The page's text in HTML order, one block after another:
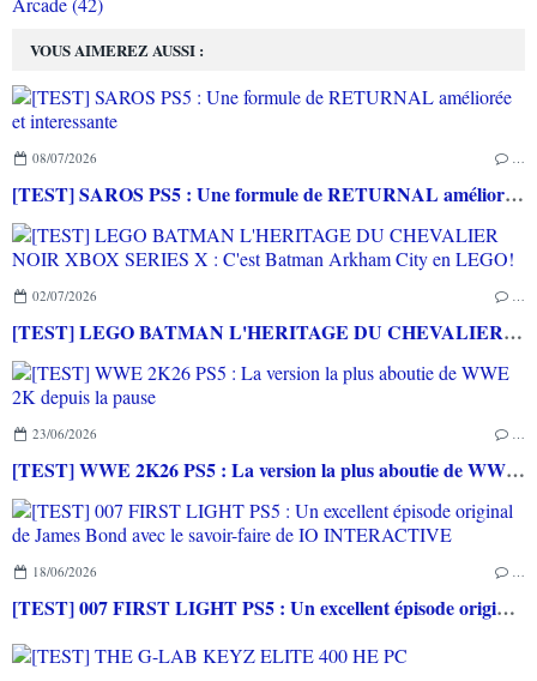
VOUS AIMEREZ AUSSI :
08/07/2026 …
[TEST] SAROS PS5 : Une formule de RETURNAL améliorée et interessante
02/07/2026 …
[TEST] LEGO BATMAN L'HERITAGE DU CHEVALIER NOIR XBOX SERIES X : C'est Batman Arkham City en LEGO!
23/06/2026 …
[TEST] WWE 2K26 PS5 : La version la plus aboutie de WWE 2K depuis la pause
18/06/2026 …
[TEST] 007 FIRST LIGHT PS5 : Un excellent épisode original de James Bond avec le savoir-faire de IO INTERACTIVE